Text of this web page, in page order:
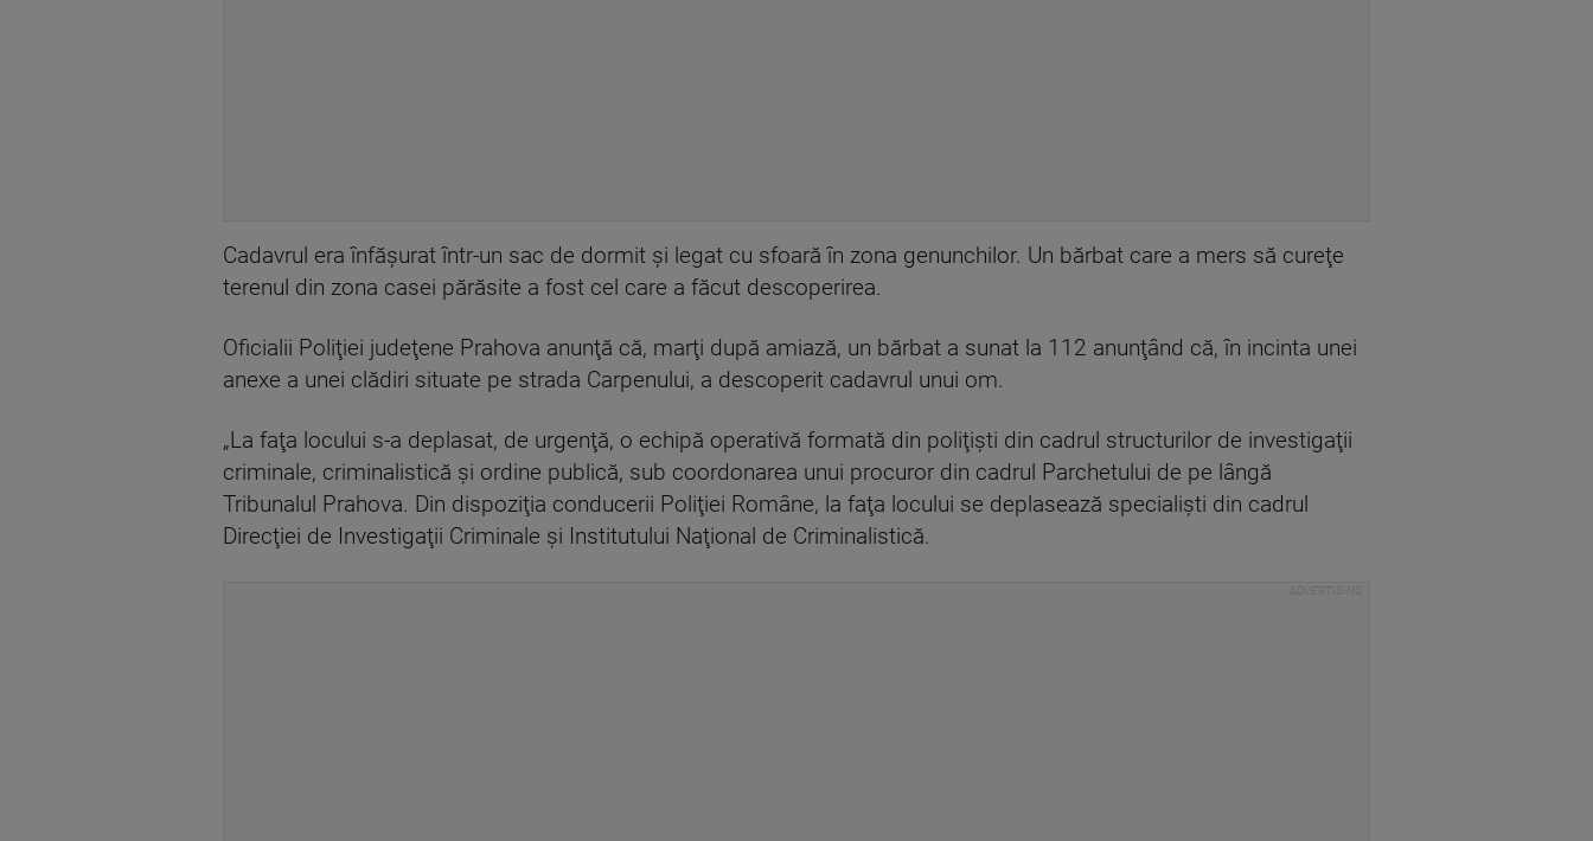
Cadavrul era înfăşurat într-un sac de dormit şi legat cu sfoară în zona genunchilor. Un bărbat care a mers să cureţe
terenul din zona casei părăsite a fost cel care a făcut descoperirea.
Oficialii Poliţiei judeţene Prahova anunţă că, marţi după amiază, un bărbat a sunat la 112 anunţând că, în incinta unei
anexe a unei clădiri situate pe strada Carpenului, a descoperit cadavrul unui om.
„La faţa locului s-a deplasat, de urgenţă, o echipă operativă formată din poliţişti din cadrul structurilor de investigaţii
criminale, criminalistică şi ordine publică, sub coordonarea unui procuror din cadrul Parchetului de pe lângă
Tribunalul Prahova. Din dispoziţia conducerii Poliţiei Române, la faţa locului se deplasează specialişti din cadrul
Direcţiei de Investigaţii Criminale şi Institutului Naţional de Criminalistică.